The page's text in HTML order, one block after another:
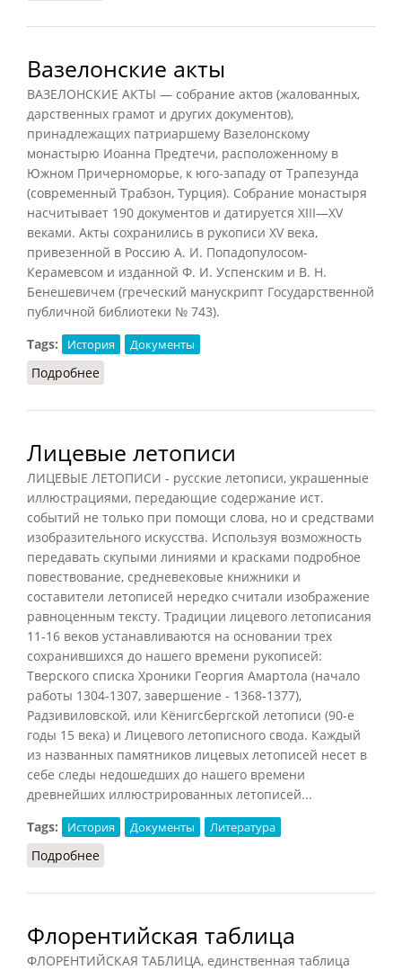
Вазелонские акты
ВАЗЕЛОНСКИЕ АКТЫ — собрание актов (жалованных,
дарственных грамот и других документов),
принадлежащих патриаршему Вазелонскому
монастырю Иоанна Предтечи, расположенному в
Южном Причерноморье, к юго-западу от Трапезунда
(современный Трабзон, Турция). Собрание монастыря
насчитывает 190 документов и датируется XIII—XV
веками. Акты сохранились в рукописи XV века,
привезенной в Россию А. И. Попадопулосом-
Керамевсом и изданной Ф. И. Успенским и В. Н.
Бенешевичем (греческий манускрипт Государственной
публичной библиотеки № 743).
Tags:
История Документы
Подробнее
Лицевые летописи
ЛИЦЕВЫЕ ЛЕТОПИСИ - русские летописи, украшенные
иллюстрациями, передающие содержание ист.
событий не только при помощи слова, но и средствами
изобразительного искусства. Используя возможность
передавать скупыми линиями и красками подробное
повествование, средневековые книжники и
составители летописей нередко считали изображение
равноценным тексту. Традиции лицевого летописания
11-16 веков устанавливаются на основании трех
сохранившихся до нашего времени рукописей:
Тверского списка Хроники Георгия Амартола (начало
работы 1304-1307, завершение - 1368-1377),
Радзивиловской, или Кёнигсбергской летописи (90-е
годы 15 века) и Лицевого летописного свода. Каждый
из названных памятников лицевых летописей несет в
себе следы недошедших до нашего времени
древнейших иллюстрированных летописей...
Tags:
История Документы Литература
Подробнее
Флорентийская таблица
ФЛОРЕНТИЙСКАЯ ТАБЛИЦА, единственная таблица